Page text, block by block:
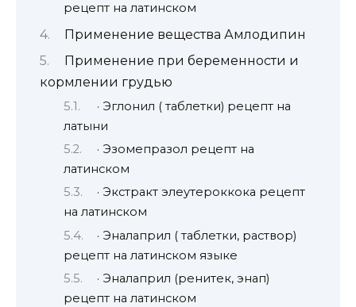
рецепт на латинском
Применение вещества Амлодипин
Применение при беременности и
кормлении грудью
· Эглонил ( таблетки) рецепт на
латыни
· Эзомепразол рецепт на
латинском
· Экстракт элеутероккока рецепт
на латинском
· Эналаприл ( таблетки, раствор)
рецепт на латинском языке
· Эналаприл (ренитек, энап)
рецепт на латинском